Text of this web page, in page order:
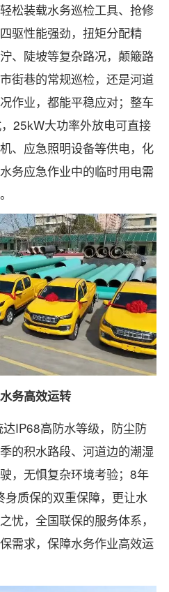
松装载水务巡检工具、抢修
驱性能强劲，扭矩分配精
、陡坡等复杂路况，颠簸路
街巷的常规巡检，还是河道
作业，都能平稳应对；整车
25kW大功率外放电可直接
、应急照明设备等供电，化
务应急作业中的临时用电需
务高效运转
IP68高防水等级，防尘防
的积水路段、河道边的潮湿
，无惧复杂环境考验；8年
质保的双重保障，更让水
忧，全国联保的服务体系，
需求，保障水务作业高效运